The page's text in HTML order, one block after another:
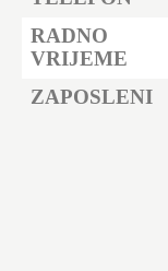
RADNO
VRIJEME
ZAPOSLENI